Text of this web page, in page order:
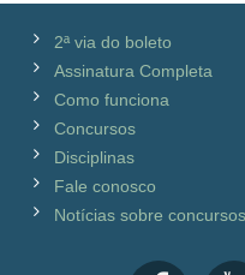
2ª via do boleto
Assinatura Completa
Como funciona
Concursos
Disciplinas
Fale conosco
Notícias sobre concursos